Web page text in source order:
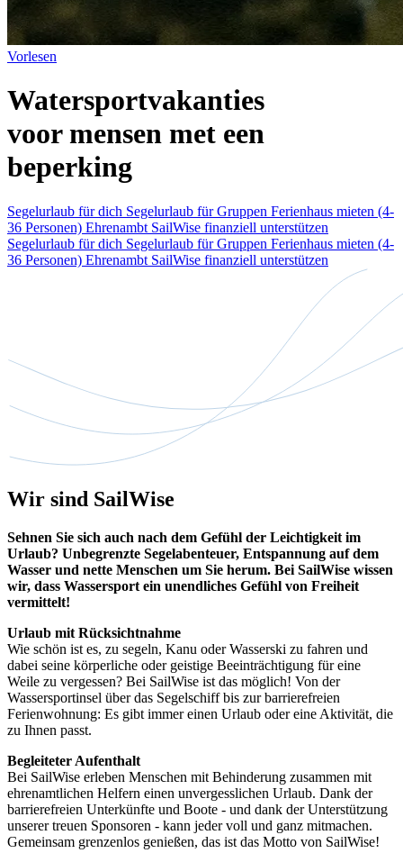
Vorlesen
Watersportvakanties
voor mensen met een
beperking
Segelurlaub für dich Segelurlaub für Gruppen Ferienhaus mieten (4-
36 Personen) Ehrenambt SailWise finanziell unterstützen
Segelurlaub für dich Segelurlaub für Gruppen Ferienhaus mieten (4-
36 Personen) Ehrenambt SailWise finanziell unterstützen
Wir sind SailWise
Sehnen Sie sich auch nach dem Gefühl der Leichtigkeit im
Urlaub? Unbegrenzte Segelabenteuer, Entspannung auf dem
Wasser und nette Menschen um Sie herum. Bei SailWise wissen
wir, dass Wassersport ein unendliches Gefühl von Freiheit
vermittelt!
Urlaub mit Rücksichtnahme
Wie schön ist es, zu segeln, Kanu oder Wasserski zu fahren und
dabei seine körperliche oder geistige Beeinträchtigung für eine
Weile zu vergessen? Bei SailWise ist das möglich! Von der
Wassersportinsel über das Segelschiff bis zur barrierefreien
Ferienwohnung: Es gibt immer einen Urlaub oder eine Aktivität, die
zu Ihnen passt.
Begleiteter Aufenthalt
Bei SailWise erleben Menschen mit Behinderung zusammen mit
ehrenamtlichen Helfern einen unvergesslichen Urlaub. Dank der
barrierefreien Unterkünfte und Boote - und dank der Unterstützung
unserer treuen Sponsoren - kann jeder voll und ganz mitmachen.
Gemeinsam grenzenlos genießen, das ist das Motto von SailWise!